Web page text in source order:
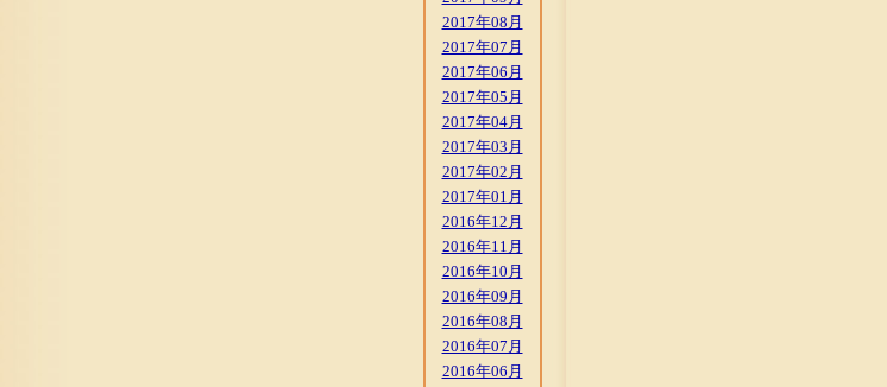
2017年08月
2017年07月
2017年06月
2017年05月
2017年04月
2017年03月
2017年02月
2017年01月
2016年12月
2016年11月
2016年10月
2016年09月
2016年08月
2016年07月
2016年06月